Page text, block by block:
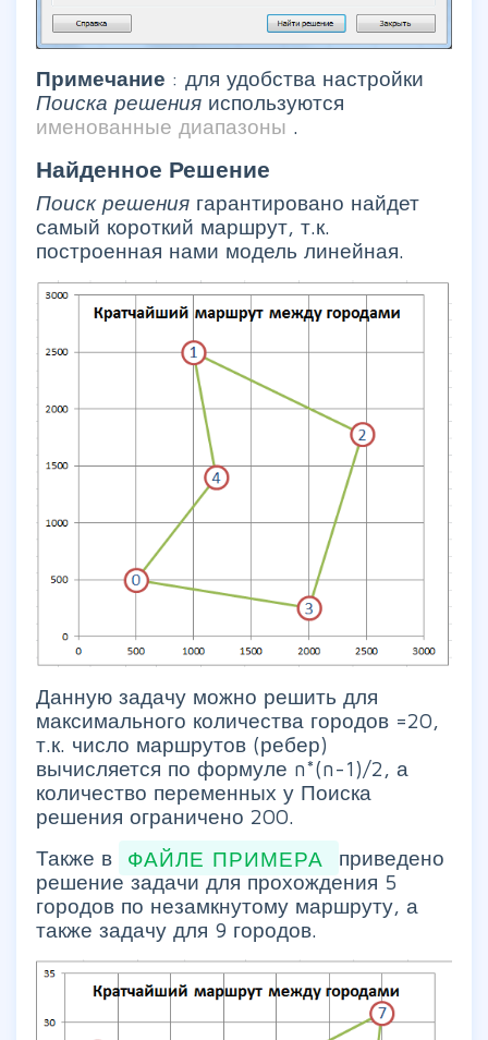
Примечание : для удобства настройки
Поиска решения используются
именованные диапазоны .
Найденное Решение
Поиск решения гарантировано найдет
самый короткий маршрут, т.к.
построенная нами модель линейная.
Данную задачу можно решить для
максимального количества городов =20,
т.к. число маршрутов (ребер)
вычисляется по формуле n*(n-1)/2, а
количество переменных у Поиска
решения ограничено 200.
Также в
ФАЙЛЕ ПРИМЕРА
приведено
решение задачи для прохождения 5
городов по незамкнутому маршруту, а
также задачу для 9 городов.